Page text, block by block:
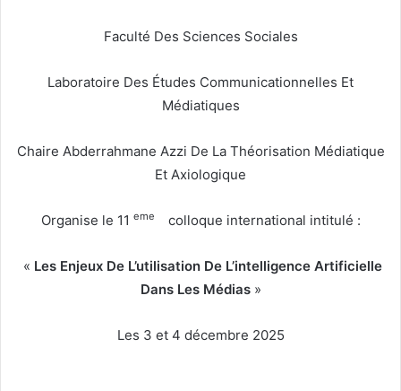
Faculté Des Sciences Sociales
Laboratoire Des Études Communicationnelles Et
Médiatiques
Chaire Abderrahmane Azzi De La Théorisation Médiatique
Et Axiologique
Organise le 11 eme colloque international intitulé :
« Les Enjeux De L’utilisation De L’intelligence Artificielle
Dans Les Médias »
Les 3 et 4 décembre 2025